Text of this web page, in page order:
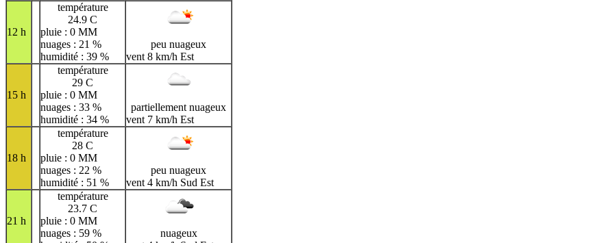
12 h
température
24.9 C
pluie : 0 MM
nuages : 21 %
humidité : 39 %
peu nuageux
vent 8 km/h Est
15 h
température
29 C
pluie : 0 MM
nuages : 33 %
humidité : 34 %
partiellement nuageux
vent 7 km/h Est
18 h
température
28 C
pluie : 0 MM
nuages : 22 %
humidité : 51 %
peu nuageux
vent 4 km/h Sud Est
21 h
température
23.7 C
pluie : 0 MM
nuages : 59 %
nuageux